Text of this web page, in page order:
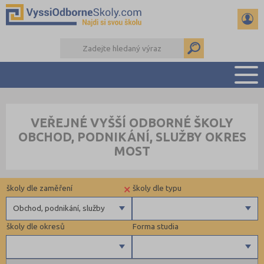
PŘÍPRAVA NA PŘIJÍMAČKY
KALENDÁŘ AKCÍ
DALŠÍ DRUHY ŠKOL
VEŘEJNÉ VYŠŠÍ ODBORNÉ ŠKOLY
OBCHOD, PODNIKÁNÍ, SLUŽBY OKRES
MOST
Forma studia
školy dle okresů
školy dle typu
×
Obchod, podnikání, služby
školy dle zaměření
Zdravotnické